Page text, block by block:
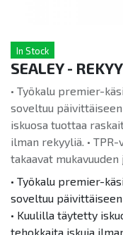
In Stock
SEALEY -
• Työkalu premier-
soveltuu
iskuosa tuottaa
ilman rekyyliä. •
takaavat mukavuuden
• Työkalu premier-
soveltuu
• Kuulilla täytetty
tehokkaita iskuja